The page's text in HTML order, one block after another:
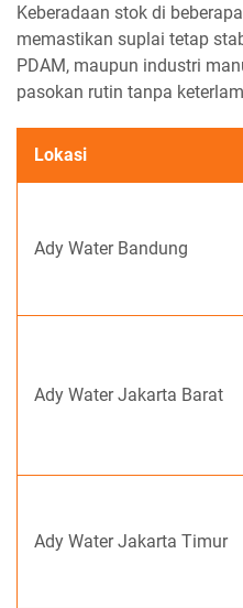
Keberadaan stok di
memastikan suplai tetap
PDAM, maupun industri
pasokan rutin tanpa
Lokasi
Ady Water Bandung
Ady Water Jakarta Barat
Ady Water Jakarta Timur